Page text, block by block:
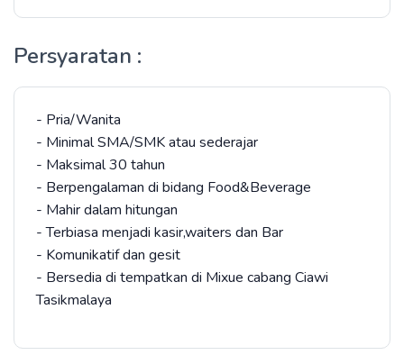
Persyaratan :
- Pria/Wanita
- Minimal SMA/SMK atau sederajar
- Maksimal 30 tahun
- Berpengalaman di bidang Food&Beverage
- Mahir dalam hitungan
- Terbiasa menjadi kasir,waiters dan Bar
- Komunikatif dan gesit
- Bersedia di tempatkan di Mixue cabang Ciawi
Tasikmalaya